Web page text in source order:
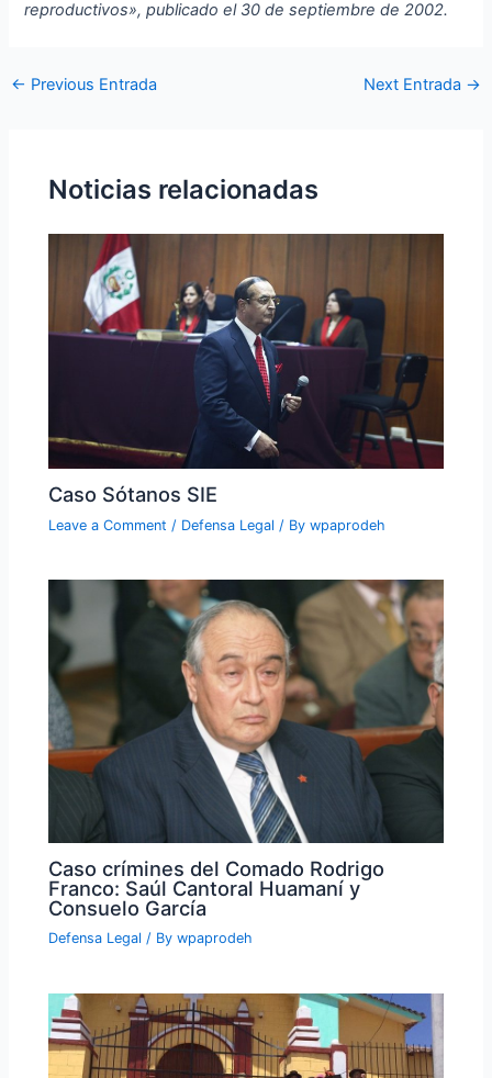
reproductivos», publicado el 30 de septiembre de 2002.
← Previous Entrada Next Entrada →
Noticias relacionadas
Caso Sótanos SIE
Leave a Comment / Defensa Legal / Bywpaprodeh
Caso crímines del Comado Rodrigo
Franco: Saúl Cantoral Huamaní y
Consuelo García
Defensa Legal / Bywpaprodeh